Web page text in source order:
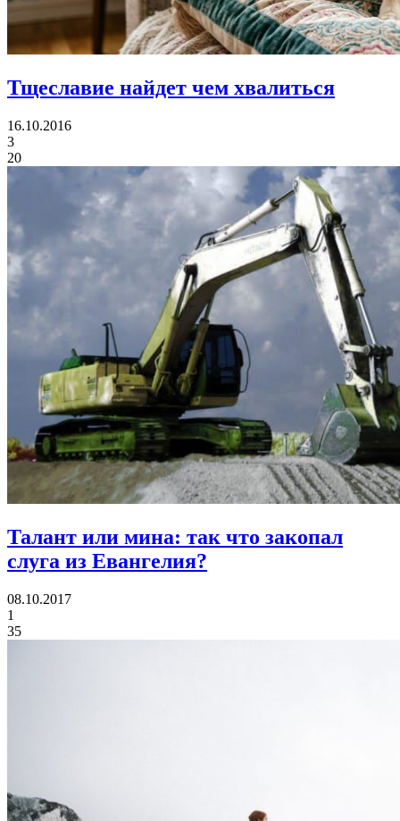
Тщеславие найдет чем хвалиться
16.10.2016
3
20
Талант или мина: так что закопал
слуга из Евангелия?
08.10.2017
1
35